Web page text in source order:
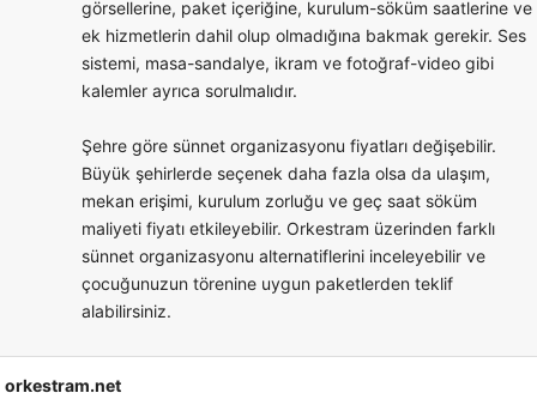
görsellerine, paket içeriğine, kurulum-söküm saatlerine ve
ek hizmetlerin dahil olup olmadığına bakmak gerekir. Ses
sistemi, masa-sandalye, ikram ve fotoğraf-video gibi
kalemler ayrıca sorulmalıdır.
Şehre göre sünnet organizasyonu fiyatları değişebilir.
Büyük şehirlerde seçenek daha fazla olsa da ulaşım,
mekan erişimi, kurulum zorluğu ve geç saat söküm
maliyeti fiyatı etkileyebilir. Orkestram üzerinden farklı
sünnet organizasyonu alternatiflerini inceleyebilir ve
çocuğunuzun törenine uygun paketlerden teklif
alabilirsiniz.
orkestram.net